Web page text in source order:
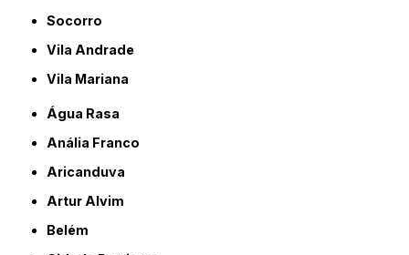
Socorro
Vila Andrade
Vila Mariana
Água Rasa
Anália Franco
Aricanduva
Artur Alvim
Belém